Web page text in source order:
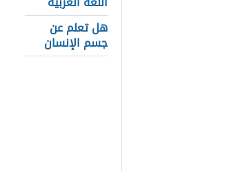
هل تعلم عن
جسم الإنسان